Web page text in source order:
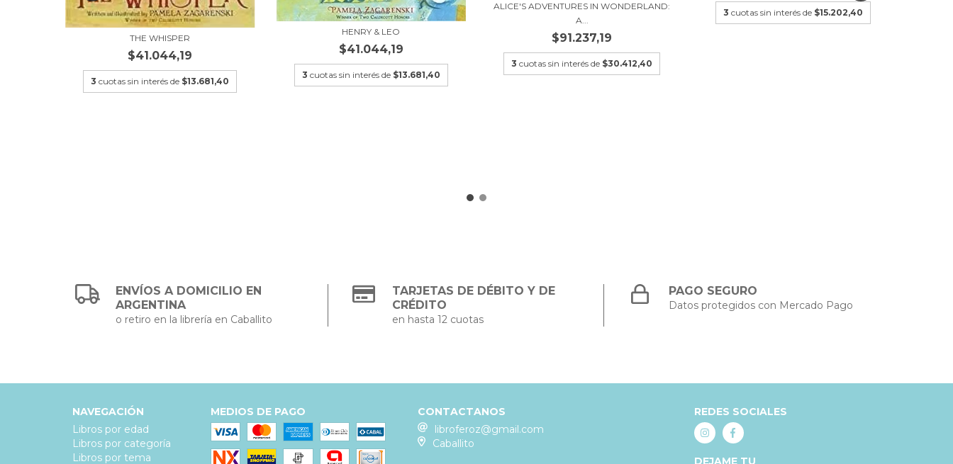
THE WHISPER
$41.044,19
3 cuotas sin interés de $13.681,40
HENRY & LEO
$41.044,19
3 cuotas sin interés de $13.681,40
ALICE'S ADVENTURES IN WONDERLAND:
A...
$91.237,19
3 cuotas sin interés de $30.412,40
3 cuotas sin interés de $15.202,40
ENVÍOS A DOMICILIO EN
ARGENTINA
o retiro en la librería en Caballito
TARJETAS DE DÉBITO Y DE
CRÉDITO
en hasta 12 cuotas
PAGO SEGURO
Datos protegidos con Mercado Pago
NAVEGACIÓN
Libros por edad
Libros por categoría
Libros por tema
MEDIOS DE PAGO
CONTACTANOS
libroferoz@gmail.com
Caballito
REDES SOCIALES
DEJAME TU